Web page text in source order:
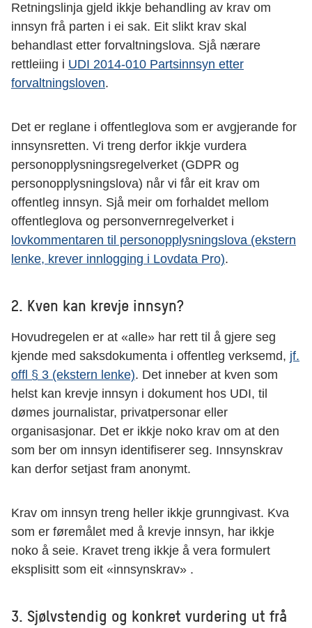
Retningslinja gjeld ikkje behandling av krav om
innsyn frå parten i ei sak. Eit slikt krav skal
behandlast etter forvaltningslova. Sjå nærare
rettleiing i UDI 2014-010 Partsinnsyn etter
forvaltningsloven.
Det er reglane i offentleglova som er avgjerande for
innsynsretten. Vi treng derfor ikkje vurdera
personopplysningsregelverket (GDPR og
personopplysningslova) når vi får eit krav om
offentleg innsyn. Sjå meir om forhaldet mellom
offentleglova og personvernregelverket i
lovkommentaren til personopplysningslova (ekstern
lenke, krever innlogging i Lovdata Pro).
2. Kven kan krevje innsyn?
Hovudregelen er at «alle» har rett til å gjere seg
kjende med saksdokumenta i offentleg verksemd, jf.
offl § 3 (ekstern lenke). Det inneber at kven som
helst kan krevje innsyn i dokument hos UDI, til
dømes journalistar, privatpersonar eller
organisasjonar. Det er ikkje noko krav om at den
som ber om innsyn identifiserer seg. Innsynskrav
kan derfor setjast fram anonymt.
Krav om innsyn treng heller ikkje grunngivast. Kva
som er føremålet med å krevje innsyn, har ikkje
noko å seie. Kravet treng ikkje å vera formulert
eksplisitt som eit «innsynskrav» .
3. Sjølvstendig og konkret vurdering ut frå